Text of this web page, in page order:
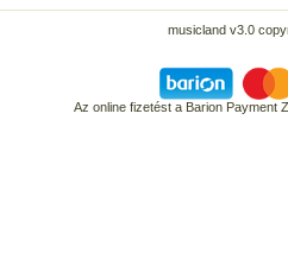
musicland v3.0
Az online fizetést a Barion Payment